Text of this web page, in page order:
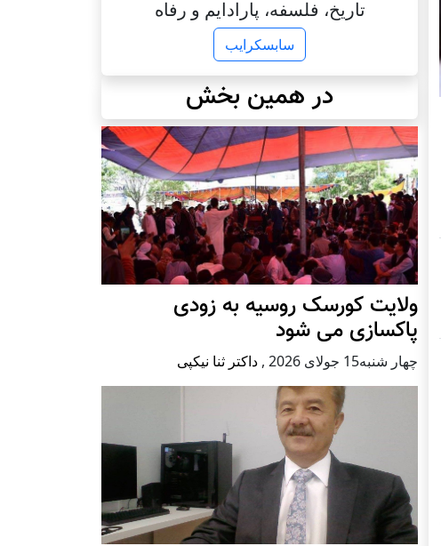
تاریخ، فلسفه، پارادایم و رفاه
سابسکرایب
در همین بخش
ولایت کورسک روسیه به زودی
پاکسازی می شود
چهار شنبه15 جولای 2026 , داکتر ثنا نیکپی